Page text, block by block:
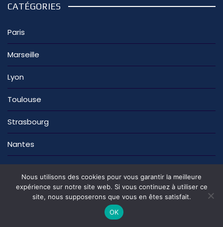
CATÉGORIES
Paris
Marseille
Lyon
Toulouse
Strasbourg
Nantes
La rédaction Nous contacter
Mentions légales
Politique de confidentialité
Nous utilisons des cookies pour vous garantir la meilleure
expérience sur notre site web. Si vous continuez à utiliser ce
site, nous supposerons que vous en êtes satisfait.
OK